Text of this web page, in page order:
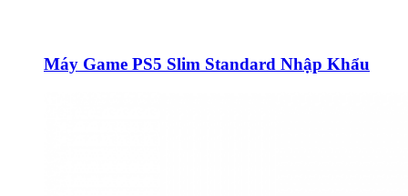
Máy Game PS5 Slim Standard Nhập Khẩu